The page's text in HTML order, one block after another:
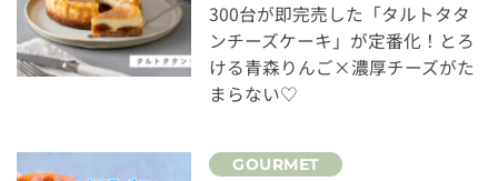
300台が即完売した「タルトタタ
ンチーズケーキ」が定番化！とろ
ける青森りんご×濃厚チーズがた
まらない♡